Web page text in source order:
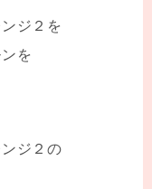
ジ２を
を
ジ２の